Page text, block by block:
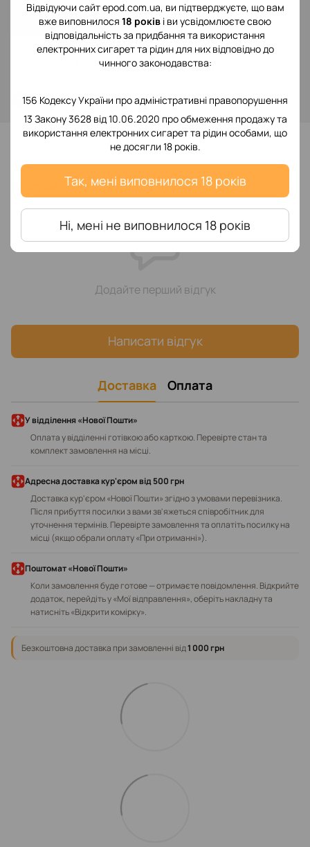
Відвідуючи сайт epod.com.ua, ви підтверджуєте, що вам
вже виповнилося 18 років і ви усвідомлюєте свою
відповідальність за придбання та використання
електронних сигарет та рідин для них відповідно до
чинного законодавства:
156 Кодексу України про адміністративні правопорушення
13 Закону 3628 від 10.06.2020 про обмеження продажу та
використання електронних сигарет та рідин особами, що
не досягли 18 років.
Так, мені виповнилося 18 років
Ні, мені не виповнилося 18 років
299 грн
Повідомити, коли з'явиться
% Увійтидля відображення накопичувальної знижки
До обраного
Додайте перший відгук
Написати відгук
Доставка Оплата
У відділення «Нової Пошти»
Оплата у відділенні готівкою або карткою. Перевірте стан та
комплект замовлення на місці.
Адресна доставка кур'єром від 500 грн
Доставка кур'єром «Нової Пошти» згідно з умовами перевізника.
Після прибуття посилки з вами зв'яжеться співробітник для
уточнення термінів. Перевірте замовлення та оплатіть посилку на
місці (якщо обрали оплату «При отриманні»).
Поштомат «Нової Пошти»
Коли замовлення буде готове — отримаєте повідомлення. Відкрийте
додаток, перейдіть у «Мої відправлення», оберіть накладну та
натисніть «Відкрити комірку».
Безкоштовна доставка при замовленні від1 000 грн